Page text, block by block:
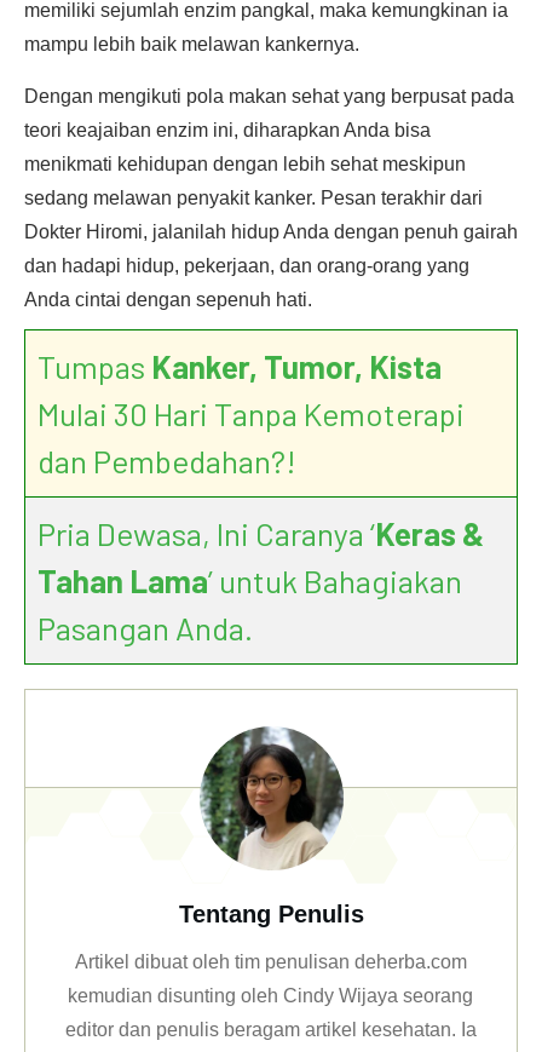
memiliki sejumlah enzim pangkal, maka kemungkinan ia
mampu lebih baik melawan kankernya.
Dengan mengikuti pola makan sehat yang berpusat pada
teori keajaiban enzim ini, diharapkan Anda bisa
menikmati kehidupan dengan lebih sehat meskipun
sedang melawan penyakit kanker. Pesan terakhir dari
Dokter Hiromi, jalanilah hidup Anda dengan penuh gairah
dan hadapi hidup, pekerjaan, dan orang-orang yang
Anda cintai dengan sepenuh hati.
Tumpas Kanker, Tumor, Kista
Mulai 30 Hari Tanpa Kemoterapi
dan Pembedahan?!
Pria Dewasa, Ini Caranya ‘Keras &
Tahan Lama’ untuk Bahagiakan
Pasangan Anda.
Tentang Penulis
Artikel dibuat oleh tim penulisan deherba.com
kemudian disunting oleh Cindy Wijaya seorang
editor dan penulis beragam artikel kesehatan. Ia